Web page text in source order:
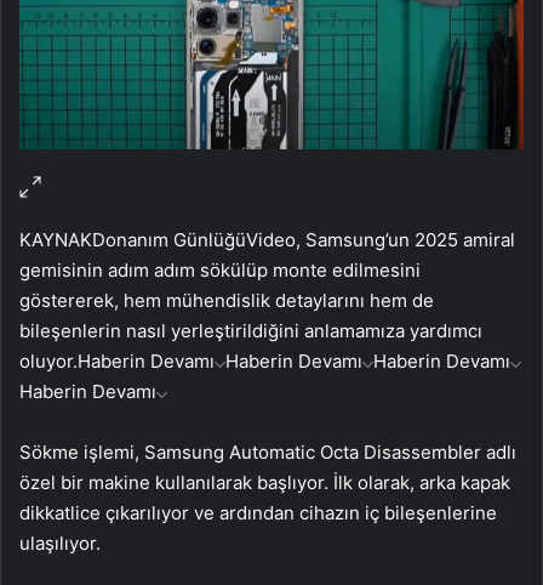
KAYNAKDonanım GünlüğüVideo, Samsung’un 2025 amiral
gemisinin adım adım sökülüp monte edilmesini
göstererek, hem mühendislik detaylarını hem de
bileşenlerin nasıl yerleştirildiğini anlamamıza yardımcı
oluyor.Haberin Devamı Haberin Devamı Haberin Devamı
Haberin Devamı
Sökme işlemi, Samsung Automatic Octa Disassembler adlı
özel bir makine kullanılarak başlıyor. İlk olarak, arka kapak
dikkatlice çıkarılıyor ve ardından cihazın iç bileşenlerine
ulaşılıyor.